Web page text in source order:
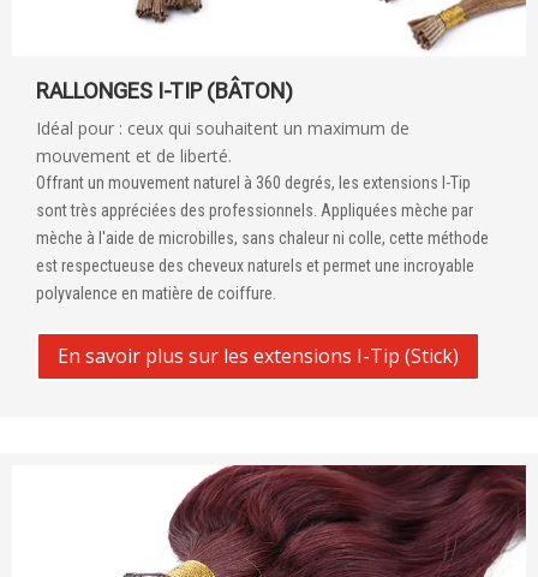
RALLONGES I-TIP (BÂTON)
Idéal pour : ceux qui souhaitent un maximum de
mouvement et de liberté.
Offrant un mouvement naturel à 360 degrés, les extensions I-Tip
sont très appréciées des professionnels. Appliquées mèche par
mèche à l'aide de microbilles, sans chaleur ni colle, cette méthode
est respectueuse des cheveux naturels et permet une incroyable
polyvalence en matière de coiffure.
En savoir plus sur les extensions I-Tip (Stick)